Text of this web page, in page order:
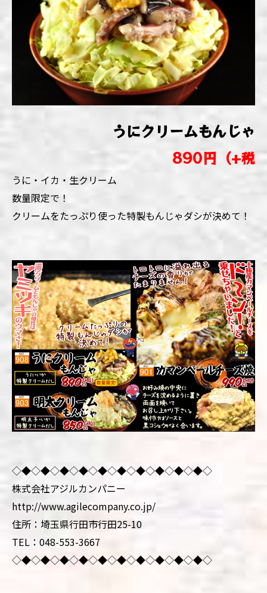
うにクリームもんじゃ
890円（+税
うに・イカ・生クリーム
数量限定で！
クリームをたっぷり使った特製もんじゃダシが決めて！
◇◆◇◆◇◆◇◆◇◆◇◆◇◆◇◆◇◆◇◆◇
株式会社アジルカンパニー
http://www.agilecompany.co.jp/
住所：埼玉県行田市行田25-10
TEL：048-553-3667
◇◆◇◆◇◆◇◆◇◆◇◆◇◆◇◆◇◆◇◆◇